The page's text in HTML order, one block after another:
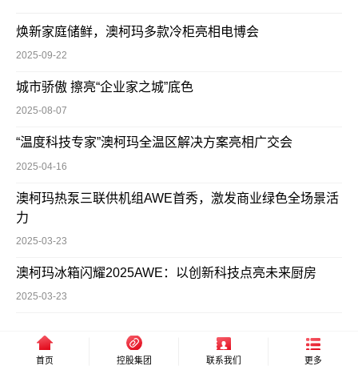
焕新家庭储鲜，澳柯玛多款冷柜亮相电博会
2025-09-22
城市骄傲 擦亮“企业家之城”底色
2025-08-07
“温度科技专家”澳柯玛全温区解决方案亮相广交会
2025-04-16
澳柯玛热泵三联供机组AWE首秀，激发商业绿色全场景活
力
2025-03-23
澳柯玛冰箱闪耀2025AWE：以创新科技点亮未来厨房
2025-03-23
首页 控股集团 联系我们 更多